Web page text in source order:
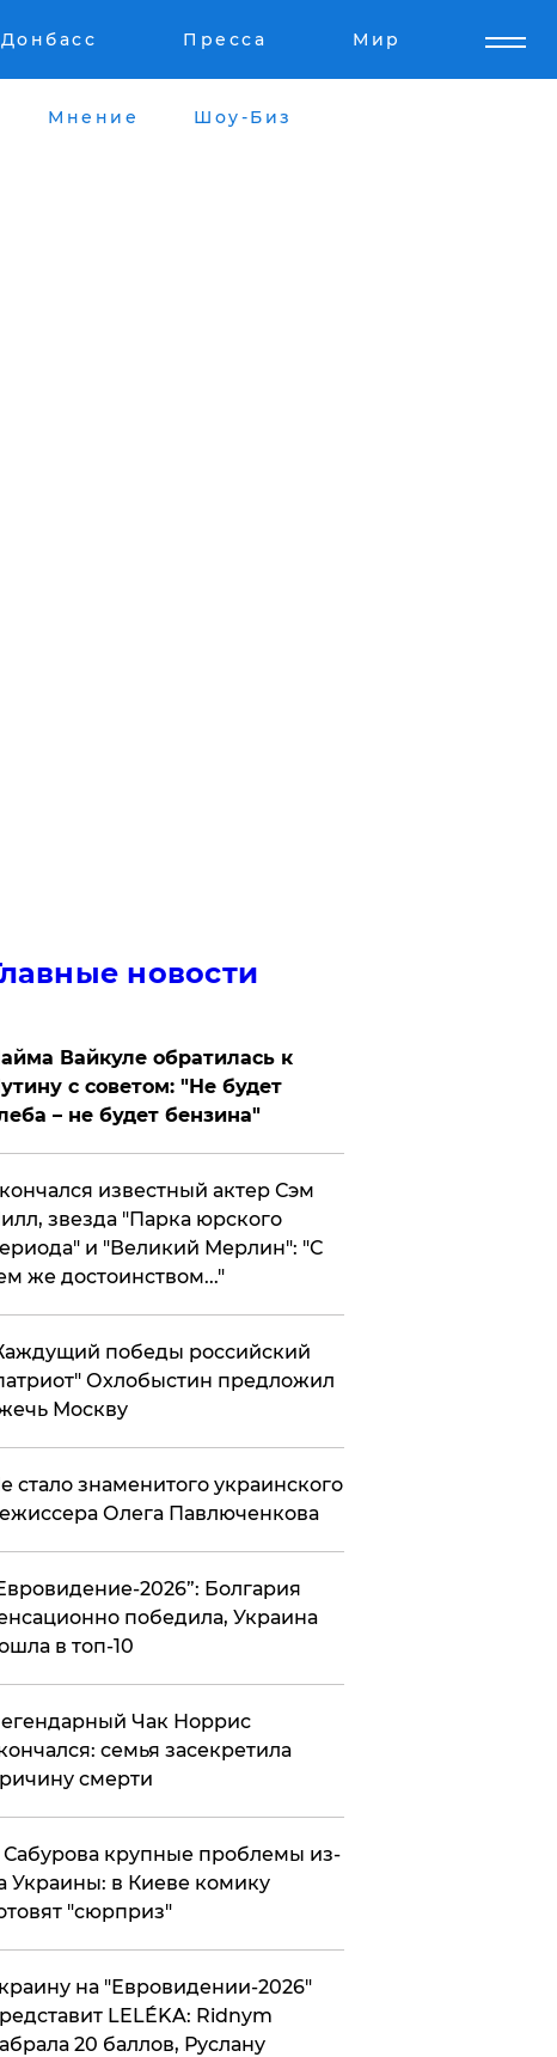
Донбасс Пресса Мир
Мнение Шоу-Биз
новости
Вайкуле обратилась к
с советом: "Не будет
– не будет бензина"
известный актер Сэм
звезда "Парка юрского
и "Великий Мерлин": "С
же достоинством..."
победы российский
Охлобыстин предложил
Москву
стало знаменитого украинского
Олега Павлюченкова
2026”: Болгария
победила, Украина
в топ-10
Чак Норрис
семья засекретила
смерти
Сабурова крупные проблемы из-
Украины: в Киеве комику
"сюрприз"
на "Евровидении-2026"
LELÉKA: Ridnym
20 баллов, Руслану